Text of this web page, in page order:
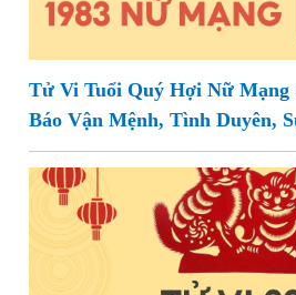
Tử Vi Tuổi Quý Hợi Nữ Mạng
Báo Vận Mệnh, Tình Duyên,